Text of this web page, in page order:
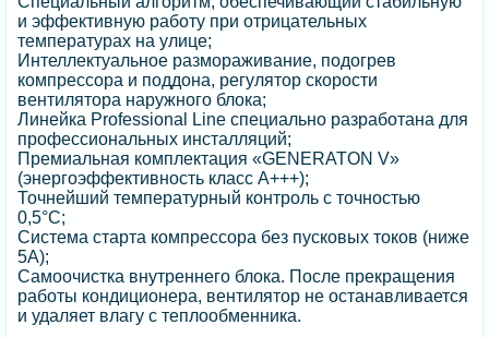
и эффективную работу при отрицательных
температурах на улице;
Интеллектуальное размораживание, подогрев
компрессора и поддона, регулятор скорости
вентилятора наружного блока;
Линейка Professional Line специально разработана для
профессиональных инсталляций;
Премиальная комплектация «GENERATON V»
(энергоэффективность класс А+++);
Точнейший температурный контроль с точностью
0,5°C;
Система старта компрессора без пусковых токов (ниже
5А);
Самоочистка внутреннего блока. После прекращения
работы кондиционера, вентилятор не останавливается
и удаляет влагу с теплообменника.